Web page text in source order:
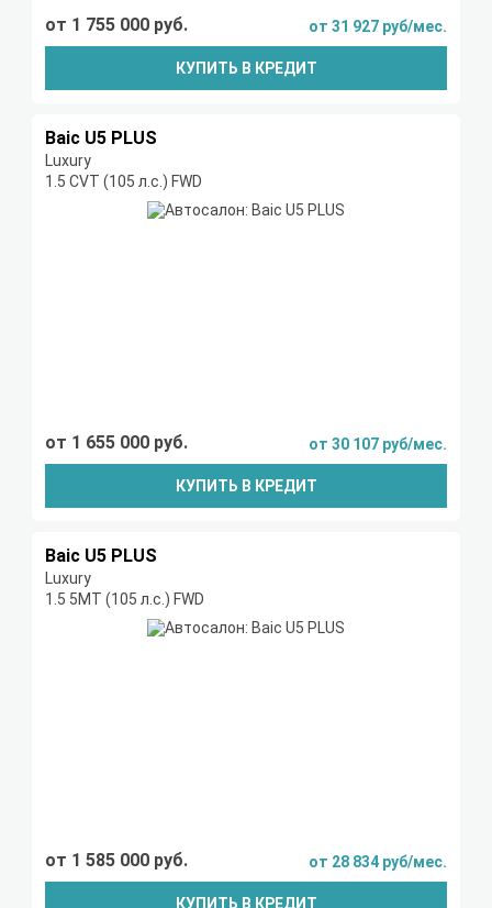
от 1 755 000 руб. от 31 927 руб/мес.
КУПИТЬ В КРЕДИТ
Baic U5 PLUS
Luxury
1.5 CVT (105 л.с.) FWD
от 1 655 000 руб. от 30 107 руб/мес.
КУПИТЬ В КРЕДИТ
Baic U5 PLUS
Luxury
1.5 5MT (105 л.с.) FWD
от 1 585 000 руб. от 28 834 руб/мес.
КУПИТЬ В КРЕДИТ